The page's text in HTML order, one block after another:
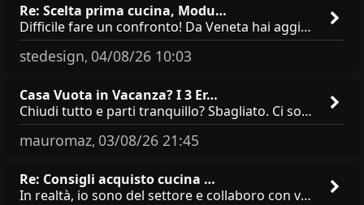
Re: Scelta prima cucina, Modu…
Difficile fare un confronto! Da Veneta hai aggiunto i pensili a tutta altezza e una colonna dispensa da 30, che da soli
stedesign, 04/08/26 10:03
Casa Vuota in Vacanza? I 3 Er…
Chiudi tutto e parti tranquillo? Sbagliato. Ci sono 3 comportamenti che dicono ai ladri &quot;sono via per due settimane
mauromaz, 03/08/26 21:45
Re: Consigli acquisto cucina …
In realtà, io sono del settore e collaboro con vari negozi, ti possono dire che sono tutti brand abbastanza simili come